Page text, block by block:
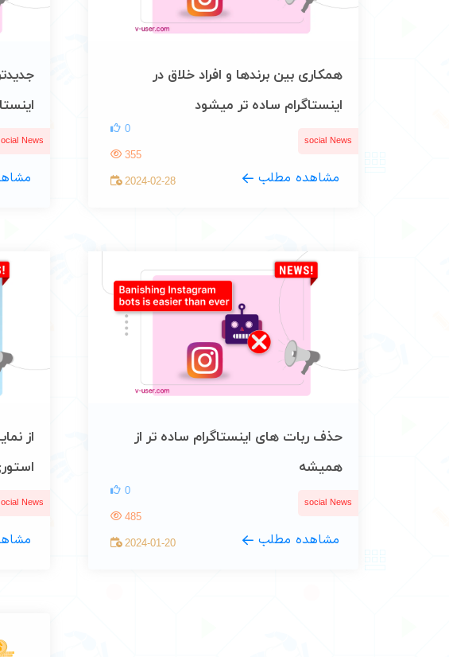
social News
همکاری بین برندها و افراد خلاق در
اینستاگرام ساده تر میشود
مشاهده مطلب
0
355
2024-02-28
News
social News
حذف ربات های اینستاگرام ساده تر از
همیشه
مشاهده مطلب
0
485
2024-01-20
News
از
استوری تا 9